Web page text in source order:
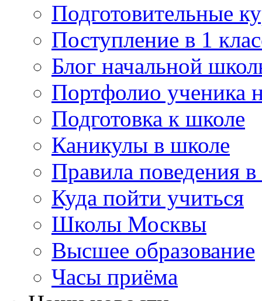
Подготовительные
Поступление в 1
Блог начальной
Портфолио ученика
Подготовка к школе
Каникулы в школе
Правила поведения
Куда пойти учиться
Школы Москвы
Высшее образование
Часы приёма